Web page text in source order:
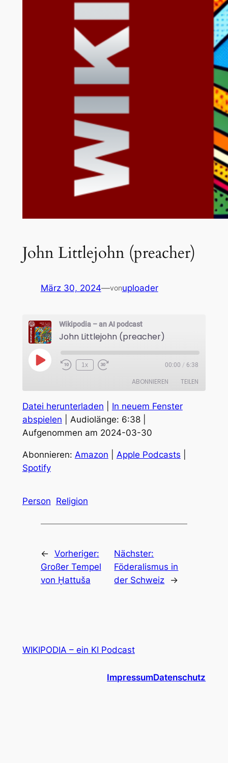
John Littlejohn (preacher)
März 30, 2024—vonuploader
Wikipodia – an AI podcast
John Littlejohn (preacher)
Play
Episode
1x 00:00 / 6:38
ABONNIEREN TEILEN
Amazon Apple Podcasts
TEILEN
LINK
EMBED
Datei herunterladen
In neuem Fenster
abspielen
Audiolänge: 6:38|
Aufgenommen am 2024-03-30
Abonnieren: Amazon Apple Podcasts
Spotify
Person Religion
← Vorheriger:
Großer Tempel
von Ḫattuša
Nächster:
Föderalismus in
der Schweiz
→
WIKIPODIA – ein KI Podcast
ImpressumDatenschutz